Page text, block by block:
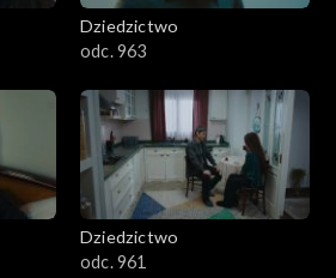
Dziedzictwo
odc. 963
Dziedzictwo
odc. 961